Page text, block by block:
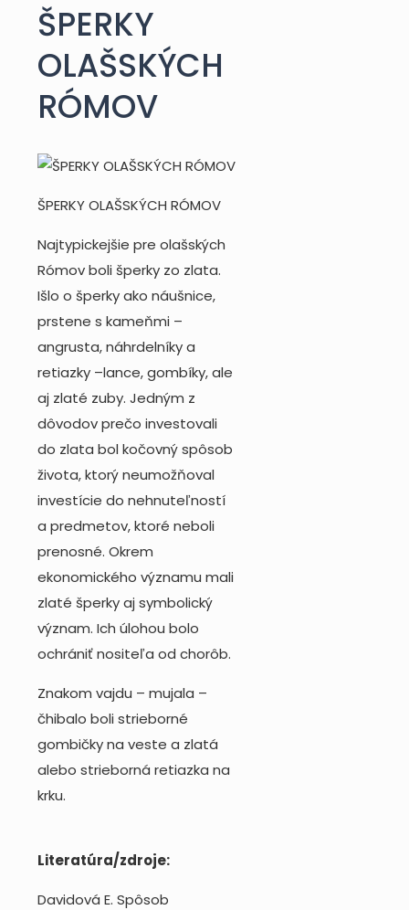
ŠPERKY
OLAŠSKÝCH
RÓMOV
ŠPERKY OLAŠSKÝCH RÓMOV
Najtypickejšie pre olašských
Rómov boli šperky zo zlata.
Išlo o šperky ako náušnice,
prstene s kameňmi –
angrusta, náhrdelníky a
retiazky –lance, gombíky, ale
aj zlaté zuby. Jedným z
dôvodov prečo investovali
do zlata bol kočovný spôsob
života, ktorý neumožňoval
investície do nehnuteľností
a predmetov, ktoré neboli
prenosné. Okrem
ekonomického významu mali
zlaté šperky aj symbolický
význam. Ich úlohou bolo
ochrániť nositeľa od chorôb.
Znakom vajdu – mujala –
čhibalo boli strieborné
gombičky na veste a zlatá
alebo strieborná retiazka na
krku.
Literatúra/zdroje:
Davidová E. Spôsob